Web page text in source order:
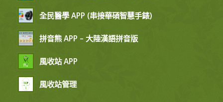
全民醫學 APP (串接華碩智慧手錶)
拼音熊 APP – 大陸漢語拼音版
風收站 APP
風收站管理